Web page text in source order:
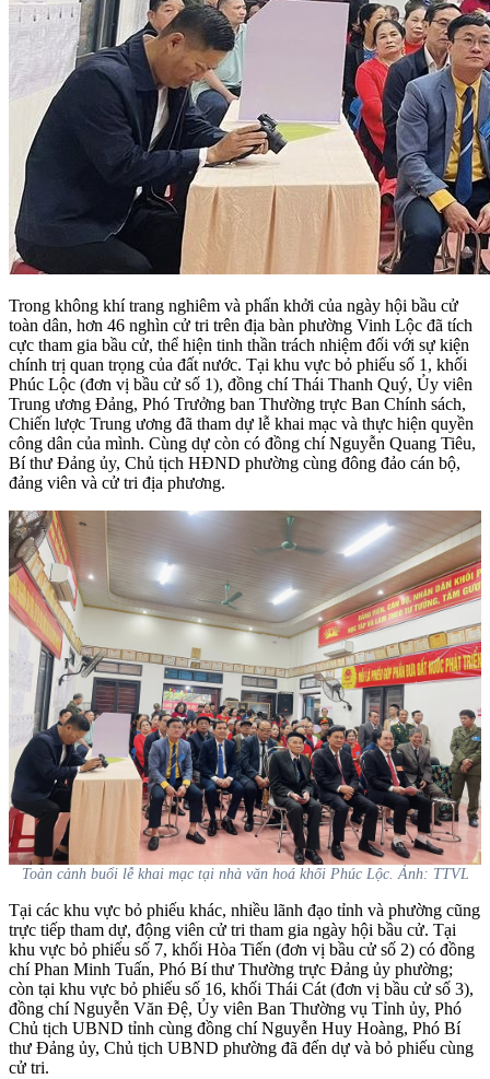
Trong không khí trang nghiêm và phấn khởi của ngày hội bầu cử
toàn dân, hơn 46 nghìn cử tri trên địa bàn phường Vinh Lộc đã tích
cực tham gia bầu cử, thể hiện tinh thần trách nhiệm đối với sự kiện
chính trị quan trọng của đất nước. Tại khu vực bỏ phiếu số 1, khối
Phúc Lộc (đơn vị bầu cử số 1), đồng chí Thái Thanh Quý, Ủy viên
Trung ương Đảng, Phó Trưởng ban Thường trực Ban Chính sách,
Chiến lược Trung ương đã tham dự lễ khai mạc và thực hiện quyền
công dân của mình. Cùng dự còn có đồng chí Nguyễn Quang Tiêu,
Bí thư Đảng ủy, Chủ tịch HĐND phường cùng đông đảo cán bộ,
đảng viên và cử tri địa phương.
Toàn cảnh buổi lễ khai mạc tại nhà văn hoá khối Phúc Lộc. Ảnh: TTVL
Tại các khu vực bỏ phiếu khác, nhiều lãnh đạo tỉnh và phường cũng
trực tiếp tham dự, động viên cử tri tham gia ngày hội bầu cử. Tại
khu vực bỏ phiếu số 7, khối Hòa Tiến (đơn vị bầu cử số 2) có đồng
chí Phan Minh Tuấn, Phó Bí thư Thường trực Đảng ủy phường;
còn tại khu vực bỏ phiếu số 16, khối Thái Cát (đơn vị bầu cử số 3),
đồng chí Nguyễn Văn Đệ, Ủy viên Ban Thường vụ Tỉnh ủy, Phó
Chủ tịch UBND tỉnh cùng đồng chí Nguyễn Huy Hoàng, Phó Bí
thư Đảng ủy, Chủ tịch UBND phường đã đến dự và bỏ phiếu cùng
cử tri.